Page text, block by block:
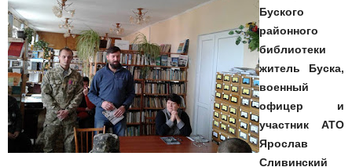
Буского
районного
библиотеки
житель Буска,
военный
офицер и
участник АТО
Ярослав
Сливинский